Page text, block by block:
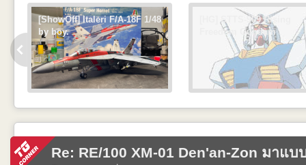
[ShowOff] Italeri F/A-18F 1/48
by boy.
[HG] STTS-909 Rising
Freedom Gundam
ต่างๆ ที่เกี่ยวข้องกับ Gunpla และ Gundam
โดย TG News Reporter
Re: RE/100 XM-01 Den'an-Zon มาแบ